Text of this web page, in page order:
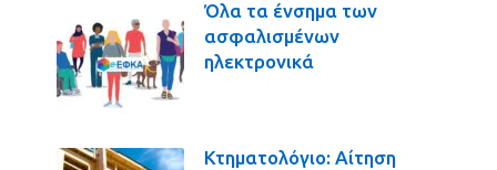
Όλα τα ένσημα των
ασφαλισμένων
ηλεκτρονικά
Κτηματολόγιο: Αίτηση